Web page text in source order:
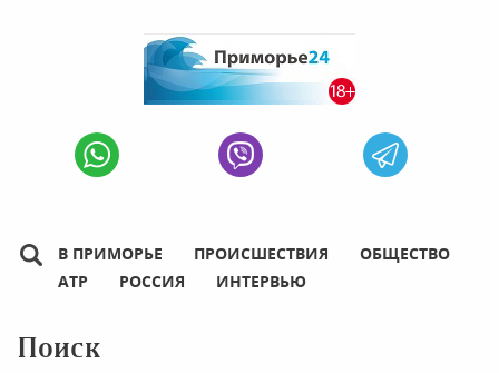
В ПРИМОРЬЕ ПРОИСШЕСТВИЯ
ОБЩЕСТВО
АТР
РОССИЯ ИНТЕРВЬЮ
Поиск